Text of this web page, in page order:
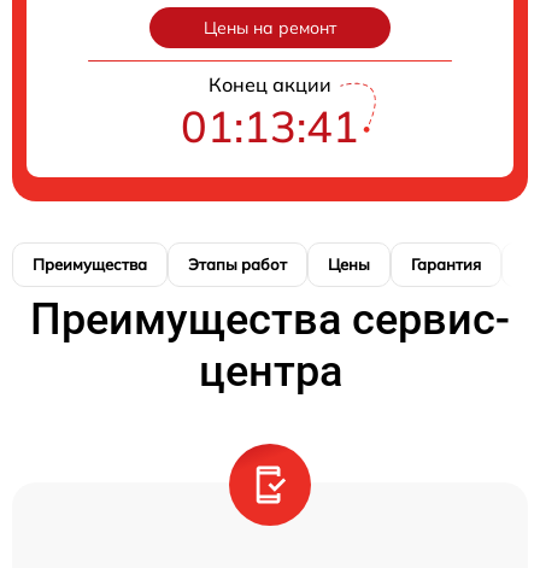
Цены на ремонт
Конец акции
01:13:40
Преимущества Этапы работ Цены Гарантия
Преимущества сервис-
центра